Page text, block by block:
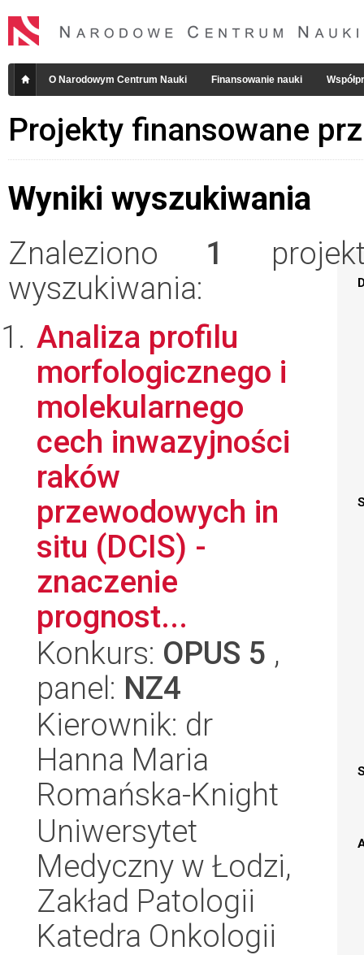
O Narodowym Centrum Nauki Finansowanie nauki
Projekty finansowane
Wyniki wyszukiwania
Znaleziono 1
wyszukiwania:
Analiza profilu
morfologicznego i
molekularnego
cech inwazyjności
raków
przewodowych in
situ (DCIS) -
znaczenie
prognost...
Konkurs: OPUS 5 ,
panel: NZ4
Kierownik: dr
Hanna Maria
Romańska-Knight
Uniwersytet
Medyczny w Łodzi,
Zakład Patologii
Katedra Onkologii